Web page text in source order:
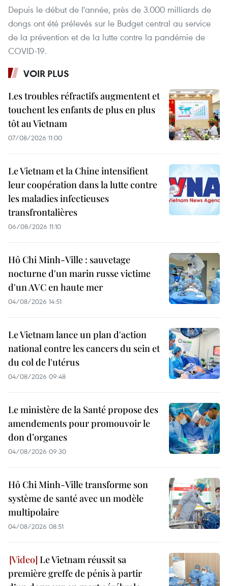
Depuis le début de l'année, près de 3.000 milliards de
dongs ont été prélevés sur le Budget central au service
de la prévention et de la lutte contre la pandémie de
COVID-19.
VOIR PLUS
Les troubles réfractifs augmentent et
touchent les enfants de plus en plus
tôt au Vietnam
07/08/2026 11:00
Le Vietnam et la Chine intensifient
leur coopération dans la lutte contre
les maladies infectieuses
transfrontalières
06/08/2026 11:10
Hô Chi Minh-Ville : sauvetage
nocturne d'un marin russe victime
d'un AVC en haute mer
04/08/2026 14:51
Le Vietnam lance un plan d'action
national contre les cancers du sein et
du col de l'utérus
04/08/2026 09:48
Le ministère de la Santé propose des
amendements pour promouvoir le
don d’organes
04/08/2026 09:30
Hô Chi Minh-Ville transforme son
système de santé avec un modèle
multipolaire
04/08/2026 08:51
Le Vietnam réussit sa
première greffe de pénis à partir